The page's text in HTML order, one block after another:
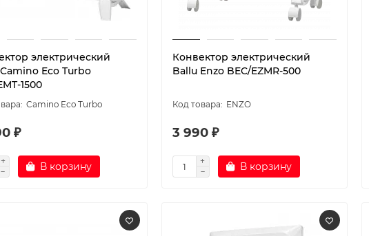
электрический
Eco Turbo
1500
Camino Eco Turbo
₽
В корзину
Конвектор электрический
Ballu Enzo BEC/EZMR-500
ENZO
3 990 ₽
В корзину